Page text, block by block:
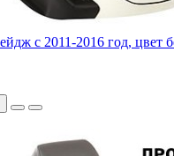
с 2011-2016 год, цвет